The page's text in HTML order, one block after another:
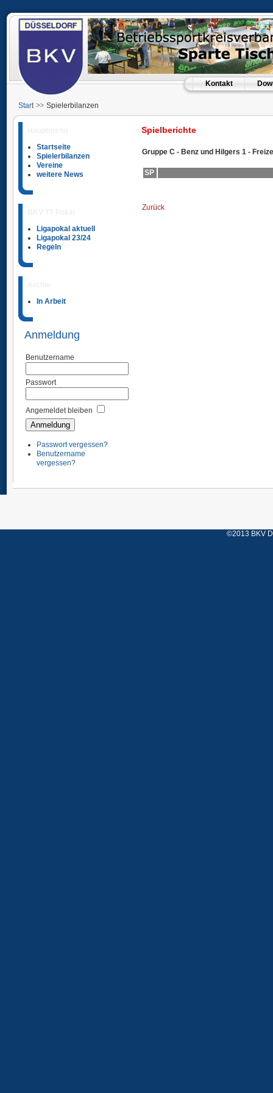
Kontakt
Start Spielerbilanzen
Startseite
Spielerbilanzen
Vereine
weitere News
Ligapokal aktuell
Ligapokal 23/24
Regeln
In Arbeit
Anmeldung
Benutzername
Passwort
Angemeldet bleiben
Passwort vergessen?
Benutzername
vergessen?
Spielberichte
Gruppe C - Benz und Hilgers 1 -
SP
Zurück
©2013 BKV